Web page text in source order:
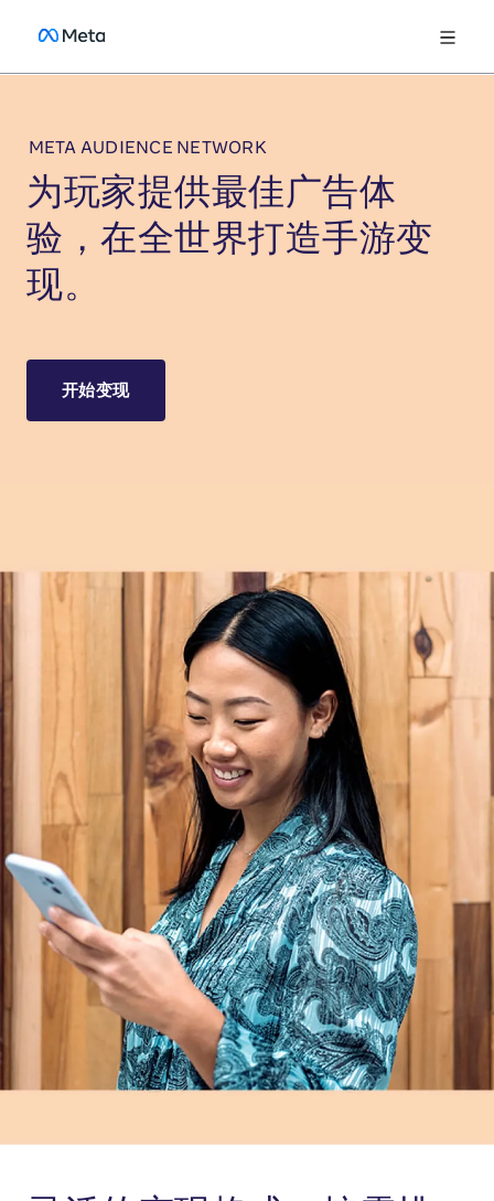
META AUDIENCE NETWORK
为玩家提供最佳广告体
验，在全世界打造手游变
现。
开始变现